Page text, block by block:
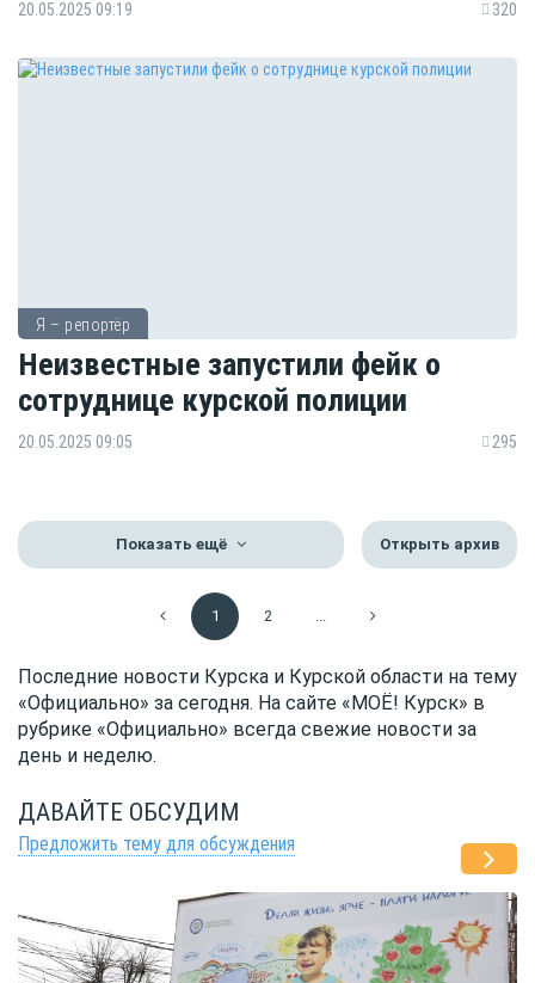
20.05.2025 09:19 320
Я – репортёр
Неизвестные запустили фейк о
сотруднице курской полиции
20.05.2025 09:05 295
Показать ещё Открыть архив
1 2
Последние новости Курска и Курской области на тему
«Официально» за сегодня. На сайте «МОЁ! Курск» в
рубрике «Официально» всегда свежие новости за
день и неделю.
ДАВАЙТЕ ОБСУДИМ
Предложить тему для обсуждения